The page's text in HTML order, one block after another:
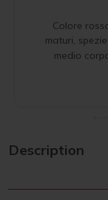
Colore
maturi,
medio
Description